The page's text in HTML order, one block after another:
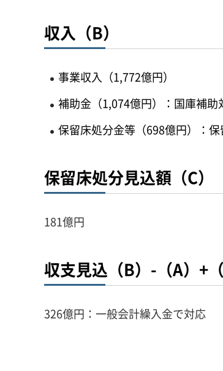
収入（B）
事業収入（1,772億円）
補助金（1,074億円）：国庫補助
保留床処分金等（698億円）：
保留床処分見込額（C）
181億円
収支見込（B）-（A）+（
326億円：一般会計繰入金で対応